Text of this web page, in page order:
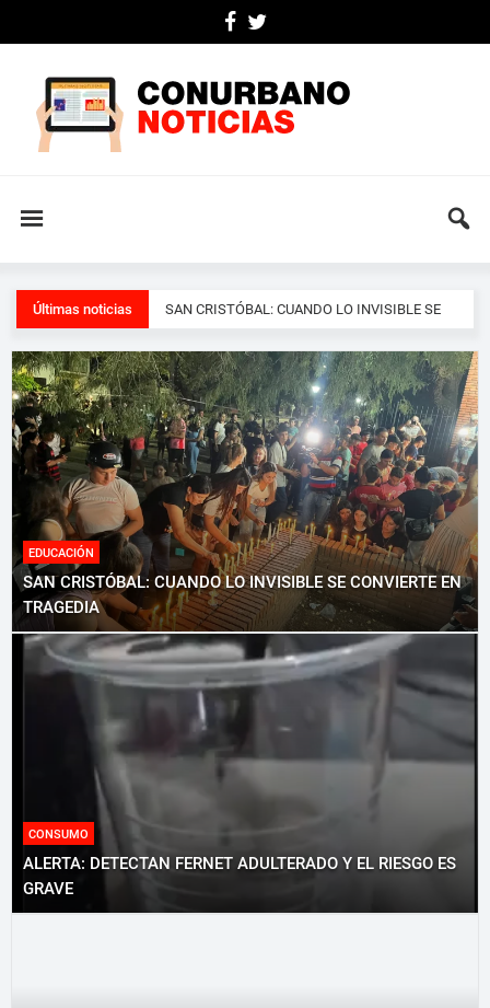
Últimas noticias ALERTA: DETECTAN FERNET ADULTERADO Y
EL RIESGO ES GRAVE
EDUCACIÓN
SAN CRISTÓBAL: CUANDO LO INVISIBLE SE CONVIERTE EN
TRAGEDIA
CONSUMO
ALERTA: DETECTAN FERNET ADULTERADO Y EL RIESGO ES
GRAVE